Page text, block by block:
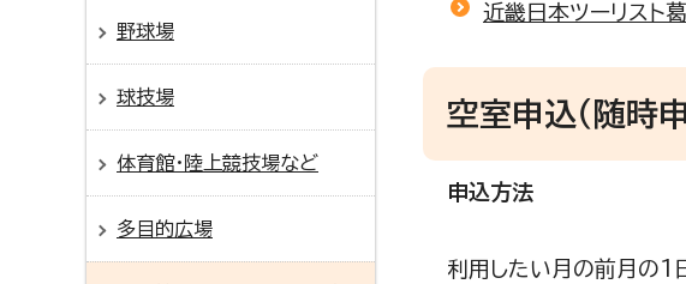
近畿日本ツーリスト
空室申込（随時申
申込方法
利用したい月の前月の1
野球場
球技場
体育館・陸上競技場など
多目的広場